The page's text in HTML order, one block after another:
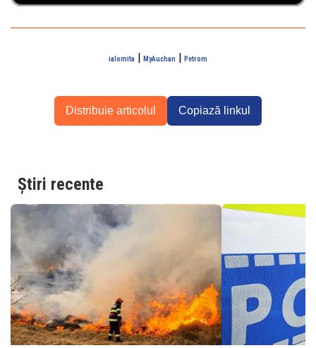
ialomita | MyAuchan | Petrom
Distribuie articolul Copiază linkul
Știri recente